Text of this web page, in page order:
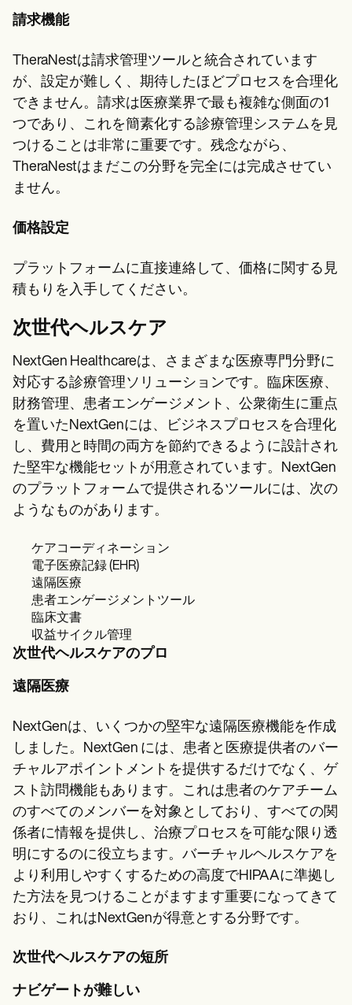
請求機能
TheraNestは請求管理ツールと統合されています
が、設定が難しく、期待したほどプロセスを合理化
できません。請求は医療業界で最も複雑な側面の1
つであり、これを簡素化する診療管理システムを見
つけることは非常に重要です。残念ながら、
TheraNestはまだこの分野を完全には完成させてい
ません。
価格設定
プラットフォームに直接連絡して、価格に関する見
積もりを入手してください。
次世代ヘルスケア
NextGen Healthcareは、さまざまな医療専門分野に
対応する診療管理ソリューションです。臨床医療、
財務管理、患者エンゲージメント、公衆衛生に重点
を置いたNextGenには、ビジネスプロセスを合理化
し、費用と時間の両方を節約できるように設計され
た堅牢な機能セットが用意されています。NextGen
のプラットフォームで提供されるツールには、次の
ようなものがあります。
ケアコーディネーション
電子医療記録 (EHR)
遠隔医療
患者エンゲージメントツール
臨床文書
収益サイクル管理
次世代ヘルスケアのプロ
遠隔医療
NextGenは、いくつかの堅牢な遠隔医療機能を作成
しました。NextGen には、患者と医療提供者のバー
チャルアポイントメントを提供するだけでなく、ゲ
スト訪問機能もあります。これは患者のケアチーム
のすべてのメンバーを対象としており、すべての関
係者に情報を提供し、治療プロセスを可能な限り透
明にするのに役立ちます。バーチャルヘルスケアを
より利用しやすくするための高度でHIPAAに準拠し
た方法を見つけることがますます重要になってきて
おり、これはNextGenが得意とする分野です。
次世代ヘルスケアの短所
ナビゲートが難しい